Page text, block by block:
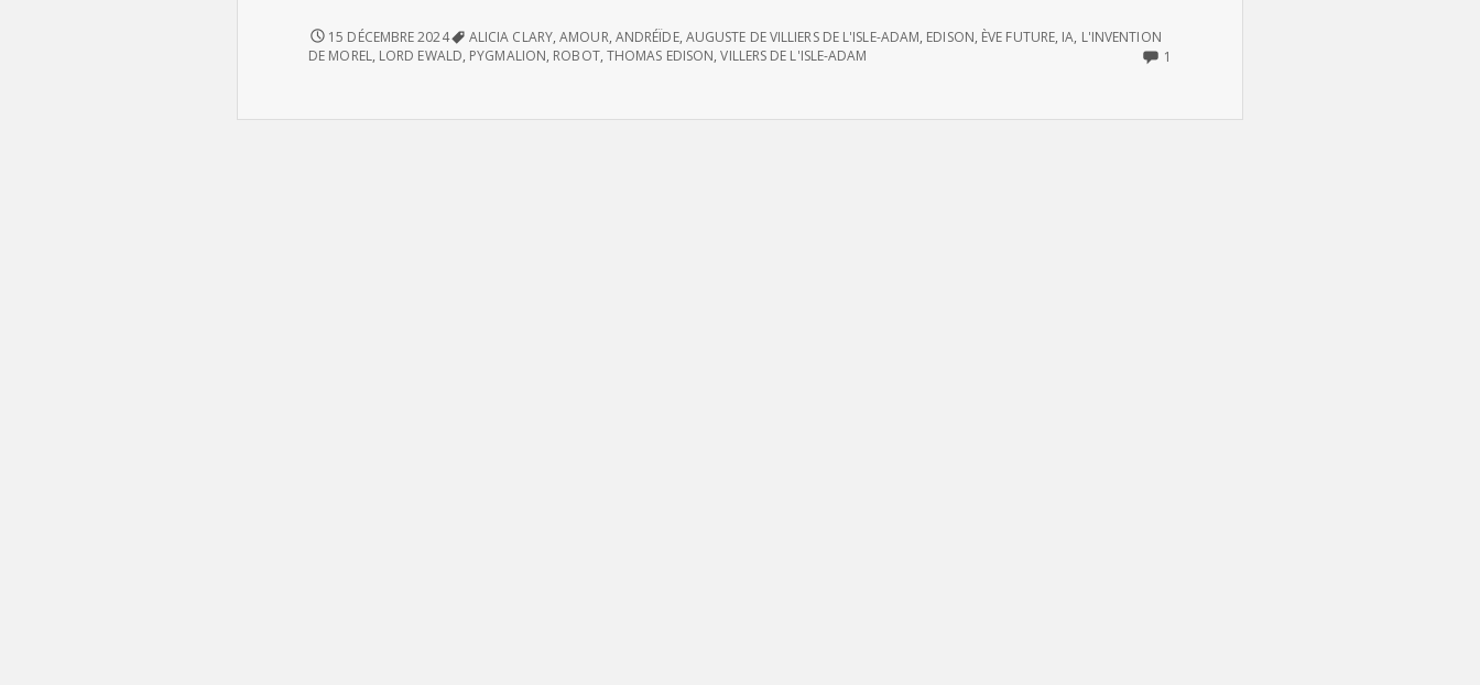
L’ÈVE
FUTURE
15 DÉCEMBRE 2024 ALICIA CLARY,AMOUR, ANDRÉÏDE, AUGUSTE DE VILLIERS DE L'ISLE-ADAM, EDISON, ÈVE FUTURE, IA, L'INVENTION
DE MOREL, LORD EWALD, PYGMALION, ROBOT, THOMAS EDISON,VILLERS DE L'ISLE-ADAM 1